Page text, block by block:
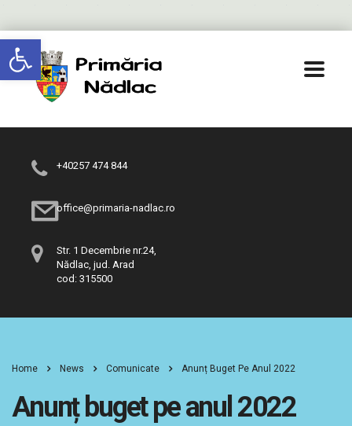
Deschide bara de unelte
+40257 474 844
office@primaria-nadlac.ro
Str. 1 Decembrie nr.24,
Nădlac, jud. Arad
cod: 315500
Home News Comunicate Anunț Buget Pe Anul 2022
Anunț buget pe anul 2022